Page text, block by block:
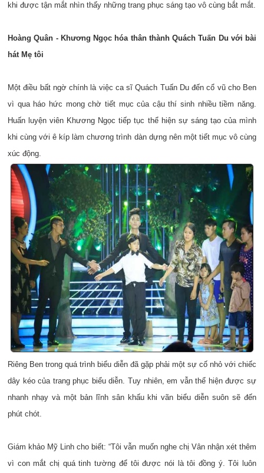
khi được tận mắt nhìn thấy những trang phục sáng tạo vô cùng bắt mắt.
Hoàng Quân - Khương Ngọc hóa thân thành Quách Tuấn Du với bài
hát Mẹ tôi
Một điều bất ngờ chính là việc ca sĩ Quách Tuấn Du đến cổ vũ cho Ben
vì qua háo hức mong chờ tiết mục của cậu thí sinh nhiều tiềm năng.
Huấn luyện viên Khương Ngọc tiếp tục thể hiện sự sáng tạo của mình
khi cùng với ê kíp làm chương trình dàn dựng nên một tiết mục vô cùng
xúc động.
Riêng Ben trong quá trình biểu diễn đã gặp phải một sự cố nhỏ với chiếc
dây kéo của trang phục biểu diễn. Tuy nhiên, em vẫn thể hiện được sự
nhanh nhạy và một bản lĩnh sân khấu khi vãn biểu diễn suôn sẽ đến
phút chót.
Giám khảo Mỹ Linh cho biết: “Tôi vẫn muốn nghe chị Vân nhận xét thêm
vì con mắt chị quá tinh tường để tôi được nói là tôi đồng ý. Tôi luôn